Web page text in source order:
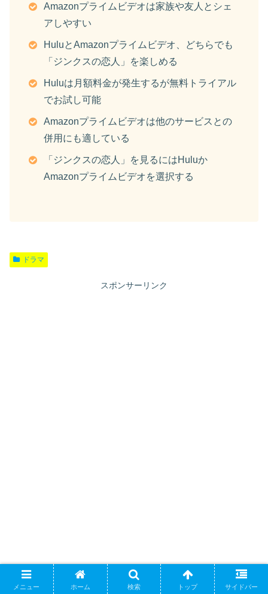
Amazonプライムビデオは家族や友人とシェ
アしやすい
HuluとAmazonプライムビデオ、どちらでも
「ジンクスの恋人」を楽しめる
Huluは月額料金が発生するが無料トライアル
でお試し可能
Amazonプライムビデオは他のサービスとの
併用にも適している
「ジンクスの恋人」を見るにはHuluか
Amazonプライムビデオを選択する
ドラマ
スポンサーリンク
シェアする
メニュー ホーム 検索 トップ サイドバー